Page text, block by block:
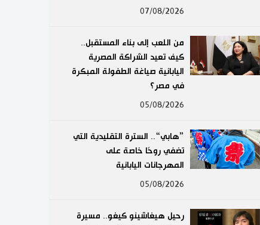
طوكيو
07/08/2026
من اللعب إلى بناء المستقبل..
كيف تعيد الشراكة المصرية
اليابانية صياغة الطفولة المبكرة
في مصر؟
05/08/2026
”هابي“.. السترة التقليدية التي
تضفي روحًا خاصة على
المهرجانات اليابانية
05/08/2026
رحيل هيغاشينو كيغو.. مسيرة